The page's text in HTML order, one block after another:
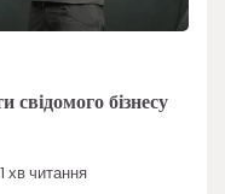
бізнесу
1 хв читання